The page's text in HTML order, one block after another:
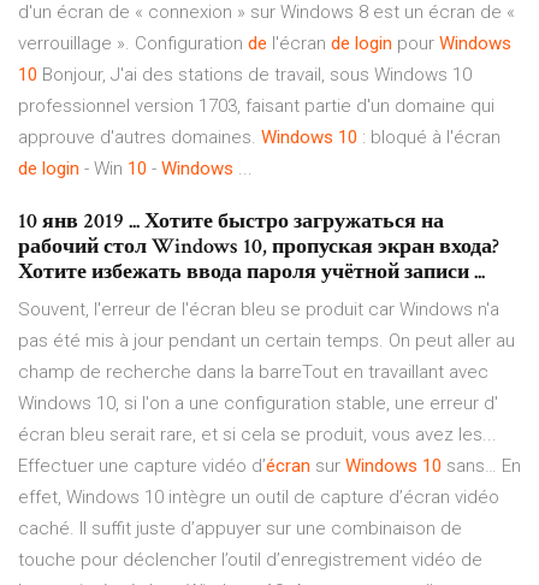
d'un écran de « connexion » sur Windows 8 est un écran de «
verrouillage ». Configuration de l'écran de login pour Windows
10 Bonjour, J'ai des stations de travail, sous Windows 10
professionnel version 1703, faisant partie d'un domaine qui
approuve d'autres domaines. Windows 10 : bloqué à l'écran
de login - Win 10 - Windows ...
10 янв 2019 ... Хотите быстро загружаться на
рабочий стол Windows 10, пропуская экран входа?
Хотите избежать ввода пароля учётной записи ...
Souvent, l'erreur de l'écran bleu se produit car Windows n'a
pas été mis à jour pendant un certain temps. On peut aller au
champ de recherche dans la barreTout en travaillant avec
Windows 10, si l'on a une configuration stable, une erreur d'
écran bleu serait rare, et si cela se produit, vous avez les...
Effectuer une capture vidéo d’écran sur Windows 10 sans… En
effet, Windows 10 intègre un outil de capture d’écran vidéo
caché. Il suffit juste d’appuyer sur une combinaison de
touche pour déclencher l’outil d’enregistrement vidéo de